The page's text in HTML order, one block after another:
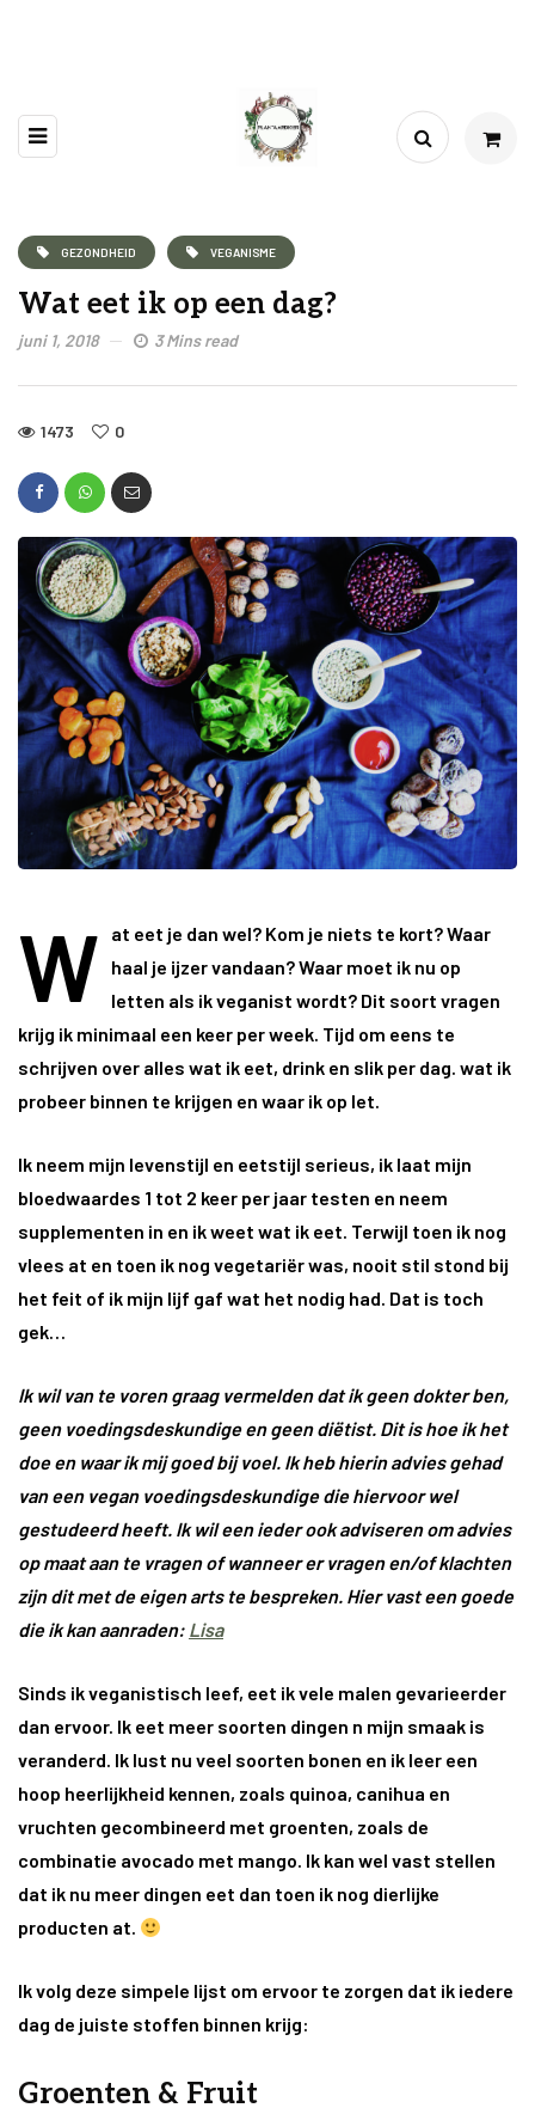
GEZONDHEID VEGANISME
Wat eet ik op een dag?
juni 1, 2018 3 Mins read
1473 0
W
at eet je dan wel? Kom je niets te kort? Waar
haal je ijzer vandaan? Waar moet ik nu op
letten als ik veganist wordt? Dit soort vragen
krijg ik minimaal een keer per week. Tijd om eens te
schrijven over alles wat ik eet, drink en slik per dag. wat ik
probeer binnen te krijgen en waar ik op let.
Ik neem mijn levenstijl en eetstijl serieus, ik laat mijn
bloedwaardes 1 tot 2 keer per jaar testen en neem
supplementen in en ik weet wat ik eet. Terwijl toen ik nog
vlees at en toen ik nog vegetariër was, nooit stil stond bij
het feit of ik mijn lijf gaf wat het nodig had. Dat is toch
gek…
Ik wil van te voren graag vermelden dat ik geen dokter ben,
geen voedingsdeskundige en geen diëtist. Dit is hoe ik het
doe en waar ik mij goed bij voel. Ik heb hierin advies gehad
van een vegan voedingsdeskundige die hiervoor wel
gestudeerd heeft. Ik wil een ieder ook adviseren om advies
op maat aan te vragen of wanneer er vragen en/of klachten
zijn dit met de eigen arts te bespreken. Hier vast een goede
die ik kan aanraden: Lisa
Sinds ik veganistisch leef, eet ik vele malen gevarieerder
dan ervoor. Ik eet meer soorten dingen n mijn smaak is
veranderd. Ik lust nu veel soorten bonen en ik leer een
hoop heerlijkheid kennen, zoals quinoa, canihua en
vruchten gecombineerd met groenten, zoals de
combinatie avocado met mango. Ik kan wel vast stellen
dat ik nu meer dingen eet dan toen ik nog dierlijke
producten at.
Ik volg deze simpele lijst om ervoor te zorgen dat ik iedere
dag de juiste stoffen binnen krijg:
Groenten & Fruit